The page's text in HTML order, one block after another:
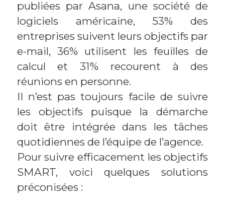
publiées par Asana, une société de
logiciels américaine, 53% des
entreprises suivent leurs objectifs par
e-mail, 36% utilisent les feuilles de
calcul et 31% recourent à des
réunions en personne.
Il n’est pas toujours facile de suivre
les objectifs puisque la démarche
doit être intégrée dans les tâches
quotidiennes de l’équipe de l’agence.
Pour suivre efficacement les objectifs
SMART, voici quelques solutions
préconisées :